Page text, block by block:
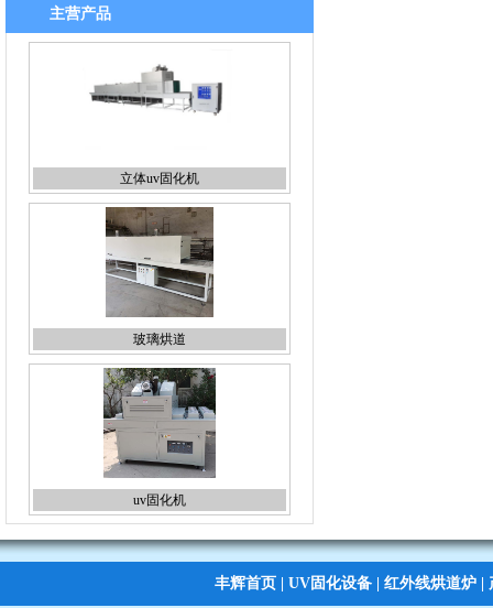
主营产品
立体uv固化机
玻璃烘道
uv固化机
丰辉首页| UV固化设备| 红外线烘道炉|